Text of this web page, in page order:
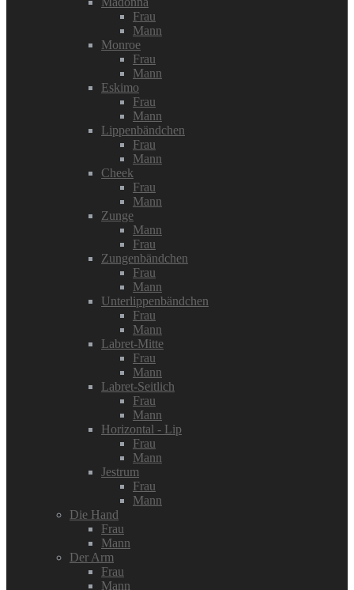
Frau
Mann
Monroe
Frau
Mann
Eskimo
Frau
Mann
Lippenbändchen
Frau
Mann
Cheek
Frau
Mann
Zunge
Mann
Frau
Zungenbändchen
Frau
Mann
Unterlippenbändchen
Frau
Mann
Labret-Mitte
Frau
Mann
Labret-Seitlich
Frau
Mann
Horizontal - Lip
Frau
Mann
Jestrum
Frau
Mann
Die Hand
Frau
Mann
Der Arm
Frau
Mann